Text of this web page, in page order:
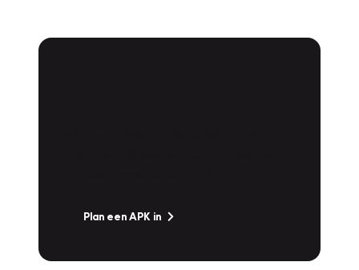
Plan een APK in